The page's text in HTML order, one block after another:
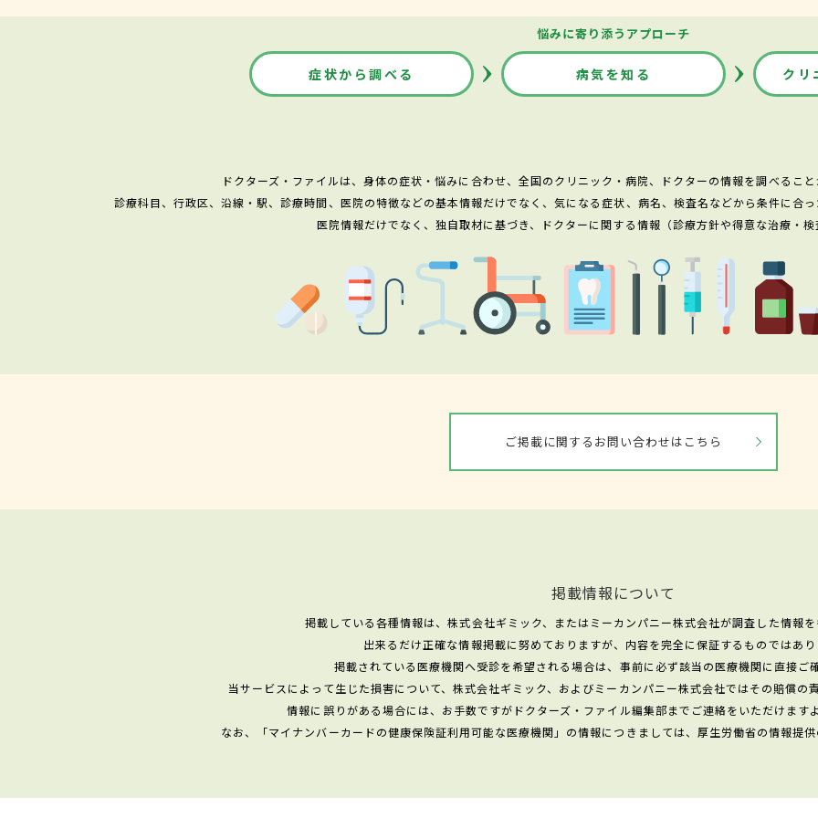
悩みに寄り添うアプローチ
症状から調べる 病気を知る クリ
ドクターズ・ファイルは、身体の症状・悩みに合わせ、全国のクリニック・病院、ドクターの情報を調べるこ
診療科目、行政区、沿線・駅、診療時間、医院の特徴などの基本情報だけでなく、気になる症状、病名、検査名などから条件に合
医院情報だけでなく、独自取材に基づき、ドクターに関する情報（診療方針や得意な治療・
ご掲載に関するお問い合わせはこちら
掲載情報について
掲載している各種情報は、株式会社ギミック、またはミーカンパニー株式会社が調査した情報
出来るだけ正確な情報掲載に努めておりますが、内容を完全に保証するものではあ
掲載されている医療機関へ受診を希望される場合は、事前に必ず該当の医療機関に直接ご
当サービスによって生じた損害について、株式会社ギミック、およびミーカンパニー株式会社ではその賠償の
情報に誤りがある場合には、お手数ですがドクターズ・ファイル編集部までご連絡をいただけます
なお、「マイナンバーカードの健康保険証利用可能な医療機関」の情報につきましては、厚生労働省の情報提